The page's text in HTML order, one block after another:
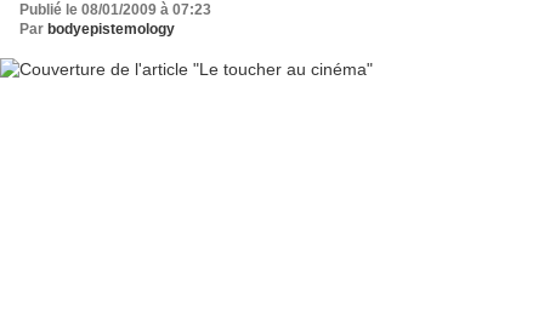
Publié le 08/01/2009 à 07:23
Par bodyepistemology